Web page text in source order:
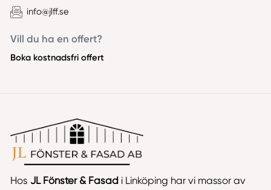
info@jlff.se
Vill du ha en offert?
Boka kostnadsfri offert
Hos JL Fönster & Fasad i Linköping har vi massor av